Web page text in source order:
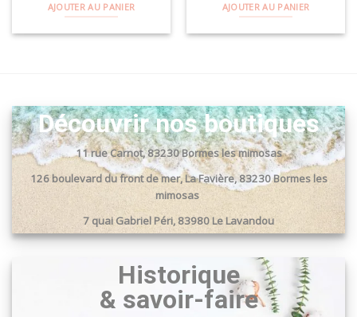
AJOUTER AU PANIER AJOUTER AU PANIER
Découvrir nos boutiques
11 rue Carnot, 83230 Bormes les mimosas
126 boulevard du front de mer, La Favière, 83230 Bormes les
mimosas
7 quai Gabriel Péri, 83980 Le Lavandou
Historique
& savoir-faire